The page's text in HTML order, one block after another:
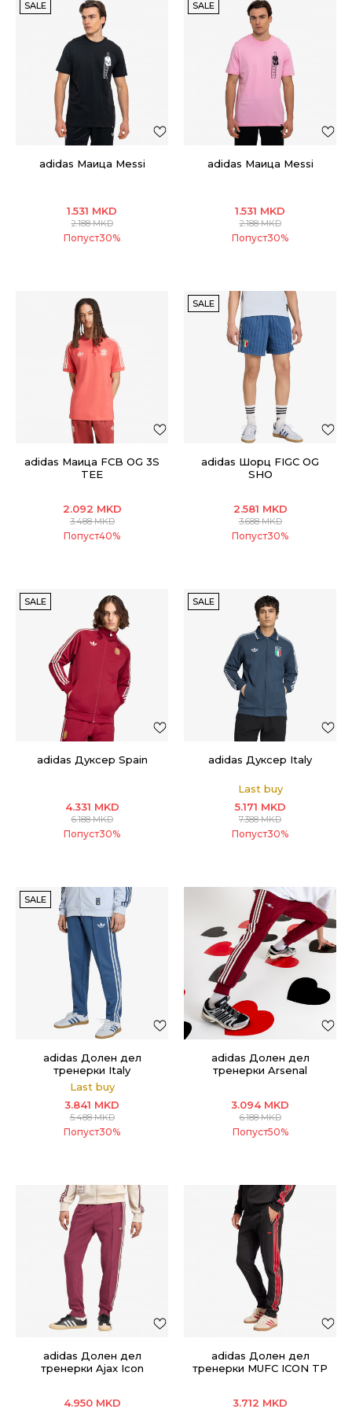
SALE
adidas Маица Messi
1.531 MKD
2.188MKD
Попуст30%
SALE
adidas Маица Messi
1.531 MKD
2.188MKD
Попуст30%
adidas Маица FCB OG 3S
TEE
2.092 MKD
3.488MKD
Попуст40%
SALE
adidas Шорц FIGC OG
SHO
2.581 MKD
3.688MKD
Попуст30%
SALE
adidas Дуксер Spain
4.331 MKD
6.188MKD
Попуст30%
SALE
adidas Дуксер Italy
Last buy
5.171 MKD
7.388MKD
Попуст30%
SALE
adidas Долен дел
тренерки Italy
Last buy
3.841 MKD
5.488MKD
Попуст30%
adidas Долен дел
тренерки Arsenal
3.094 MKD
6.188MKD
Попуст50%
adidas Долен дел
тренерки Ajax Icon
4.950 MKD
adidas Долен дел
тренерки MUFC ICON TP
3.712 MKD